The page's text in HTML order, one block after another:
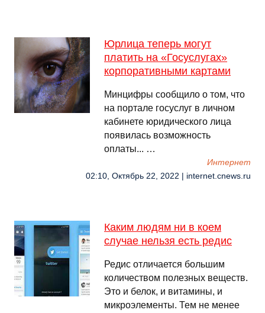
Юрлица теперь могут
платить на «Госуслугах»
корпоративными картами
Минцифры сообщило о том, что
на портале госуслуг в личном
кабинете юридического лица
появилась возможность
оплаты... …
Интернет
02:10, Октябрь 22, 2022 | internet.cnews.ru
Каким людям ни в коем
случае нельзя есть редис
Редис отличается большим
количеством полезных веществ.
Это и белок, и витамины, и
микроэлементы. Тем не менее